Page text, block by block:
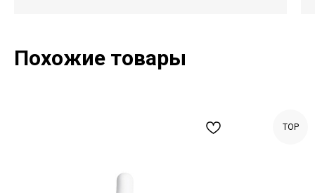
Похожие товары
TOP